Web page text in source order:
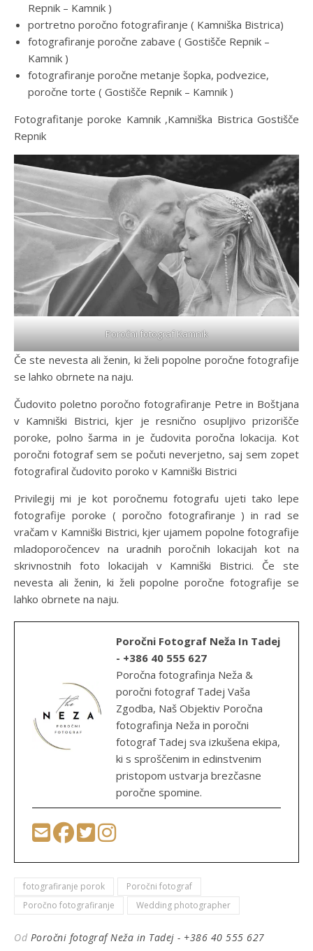
Repnik – Kamnik )
portretno poročno fotografiranje ( Kamniška Bistrica)
fotografiranje poročne zabave ( Gostišče Repnik –
Kamnik )
fotografiranje poročne metanje šopka, podvezice,
poročne torte ( Gostišče Repnik – Kamnik )
Fotografitanje poroke Kamnik ,Kamniška Bistrica Gostišče
Repnik
Poročni fotograf Kamnik
Če ste nevesta ali ženin, ki želi popolne poročne fotografije
se lahko obrnete na naju.
Čudovito poletno poročno fotografiranje Petre in Boštjana
v Kamniški Bistrici, kjer je resnično osupljivo prizorišče
poroke, polno šarma in je čudovita poročna lokacija. Kot
poročni fotograf sem se počuti neverjetno, saj sem zopet
fotografiral čudovito poroko v Kamniški Bistrici
Privilegij mi je kot poročnemu fotografu ujeti tako lepe
fotografije poroke ( poročno fotografiranje ) in rad se
vračam v Kamniški Bistrici, kjer ujamem popolne fotografije
mladoporočencev na uradnih poročnih lokacijah kot na
skrivnostnih foto lokacijah v Kamniški Bistrici. Če ste
nevesta ali ženin, ki želi popolne poročne fotografije se
lahko obrnete na naju.
Poročni Fotograf Neža In Tadej
- +386 40 555 627
Poročna fotografinja Neža &
poročni fotograf Tadej Vaša
Zgodba, Naš Objektiv Poročna
fotografinja Neža in poročni
fotograf Tadej sva izkušena ekipa,
ki s sproščenim in edinstvenim
pristopom ustvarja brezčasne
poročne spomine.
fotografiranje porok
Poročni fotograf
Poročno fotografiranje
Wedding photographer
Od Poročni fotograf Neža in Tadej - +386 40 555 627